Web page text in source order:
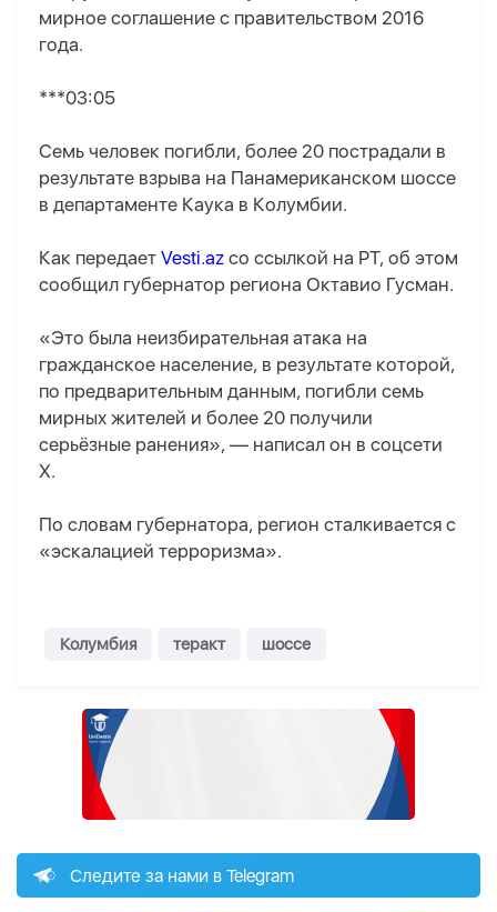
мирное соглашение с правительством 2016
года.
***03:05
Семь человек погибли, более 20 пострадали в
результате взрыва на Панамериканском шоссе
в департаменте Каука в Колумбии.
Как передает Vesti.az со ссылкой на РТ, об этом
сообщил губернатор региона Октавио Гусман.
«Это была неизбирательная атака на
гражданское население, в результате которой,
по предварительным данным, погибли семь
мирных жителей и более 20 получили
серьёзные ранения», — написал он в соцсети
X.
По словам губернатора, регион сталкивается с
«эскалацией терроризма».
Колумбия теракт шоссе
Следите за нами в Telegram